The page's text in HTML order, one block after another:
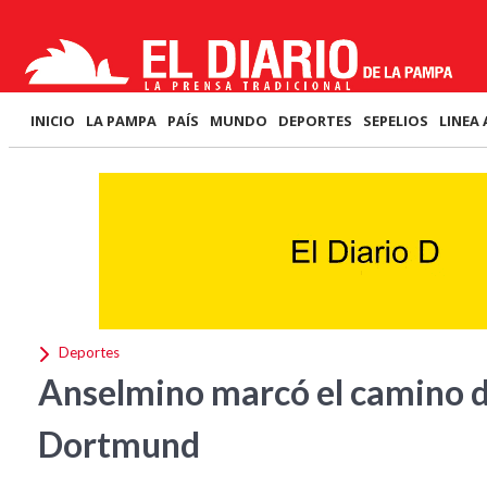
INICIO LA PAMPA PAÍS MUNDO DEPORTES SEPELIOS LINEA
Deportes
Anselmino marcó el camino
Dortmund